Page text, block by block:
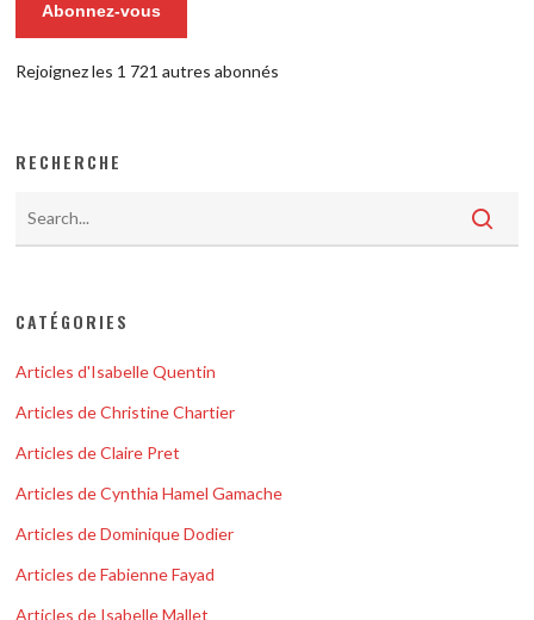
Abonnez-vous
Rejoignez les 1 721 autres abonnés
RECHERCHE
CATÉGORIES
Articles d'Isabelle Quentin
Articles de Christine Chartier
Articles de Claire Pret
Articles de Cynthia Hamel Gamache
Articles de Dominique Dodier
Articles de Fabienne Fayad
Articles de Isabelle Mallet